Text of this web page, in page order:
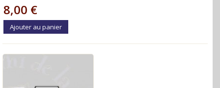
8,00 €
Ajouter au panier